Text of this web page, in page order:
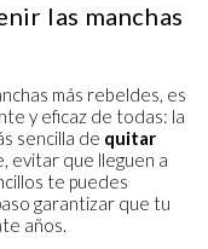
las manchas
más rebeldes, es
y eficaz de todas: la
sencilla de quitar
evitar que lleguen a
te puedes
garantizar que tu
años.